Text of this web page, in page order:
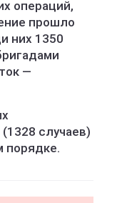
операций,
прошло
них 1350
—
случаев)
порядке.